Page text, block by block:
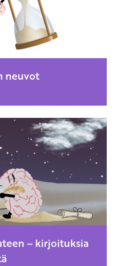
neuvot
– kirjoituksia